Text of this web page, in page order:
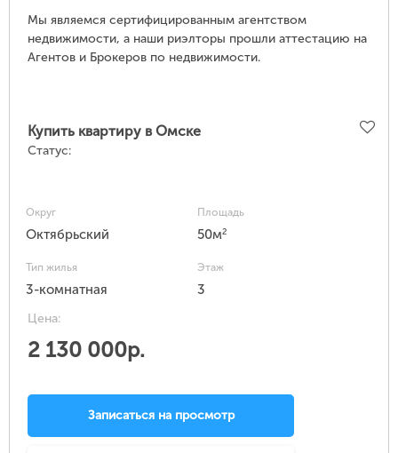
Мы являемся сертифицированным агентством
недвижимости, а наши риэлторы прошли аттестацию на
Агентов и Брокеров по недвижимости.
Купить квартиру в Омске
Статус:
Округ
Октябрьский
Площадь
50м2
Тип жилья
3-комнатная
Этаж
3
Цена:
2 130 000р.
Записаться на просмотр